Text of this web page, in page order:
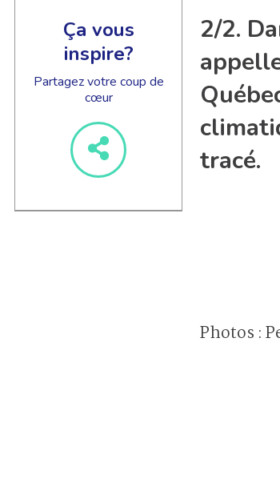
Ça vous
inspire?
Partagez votre coup de
cœur
2/2.
tracé.
Photos :